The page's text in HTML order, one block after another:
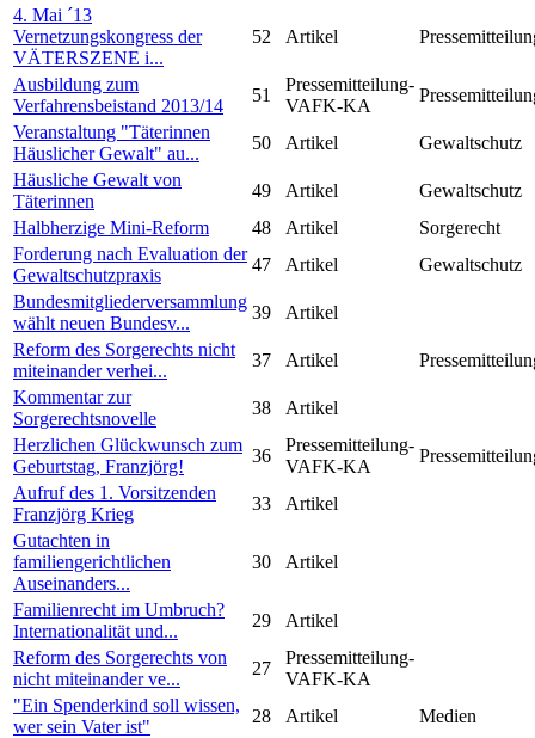
4. Mai ´13
Vernetzungskongress der
VÄTERSZENE i...
52 Artikel
Ausbildung zum
Verfahrensbeistand 2013/14
51
Pressemitteilung-
VAFK-KA
Veranstaltung "Täterinnen
Häuslicher Gewalt" au...
50 Artikel
Gewaltschutz
Häusliche Gewalt von
Täterinnen
49 Artikel
Gewaltschutz
Halbherzige Mini-Reform
48 Artikel
Sorgerecht
Forderung nach Evaluation der
Gewaltschutzpraxis
47 Artikel
Gewaltschutz
Bundesmitgliederversammlung
wählt neuen Bundesv...
39
Artikel
Reform des Sorgerechts nicht
miteinander verhei...
37 Artikel
Kommentar zur
Sorgerechtsnovelle
38
Artikel
Herzlichen Glückwunsch zum
Geburtstag, Franzjörg!
36
Pressemitteilung-
VAFK-KA
Aufruf des 1. Vorsitzenden
Franzjörg Krieg
33
Artikel
Gutachten in
familiengerichtlichen
Auseinanders...
30 Artikel
Familienrecht im Umbruch?
Internationalität und...
29
Artikel
Reform des Sorgerechts von
nicht miteinander ve...
27
Pressemitteilung-
VAFK-KA
"Ein Spenderkind soll wissen,
wer sein Vater ist"
28 Artikel
Medien